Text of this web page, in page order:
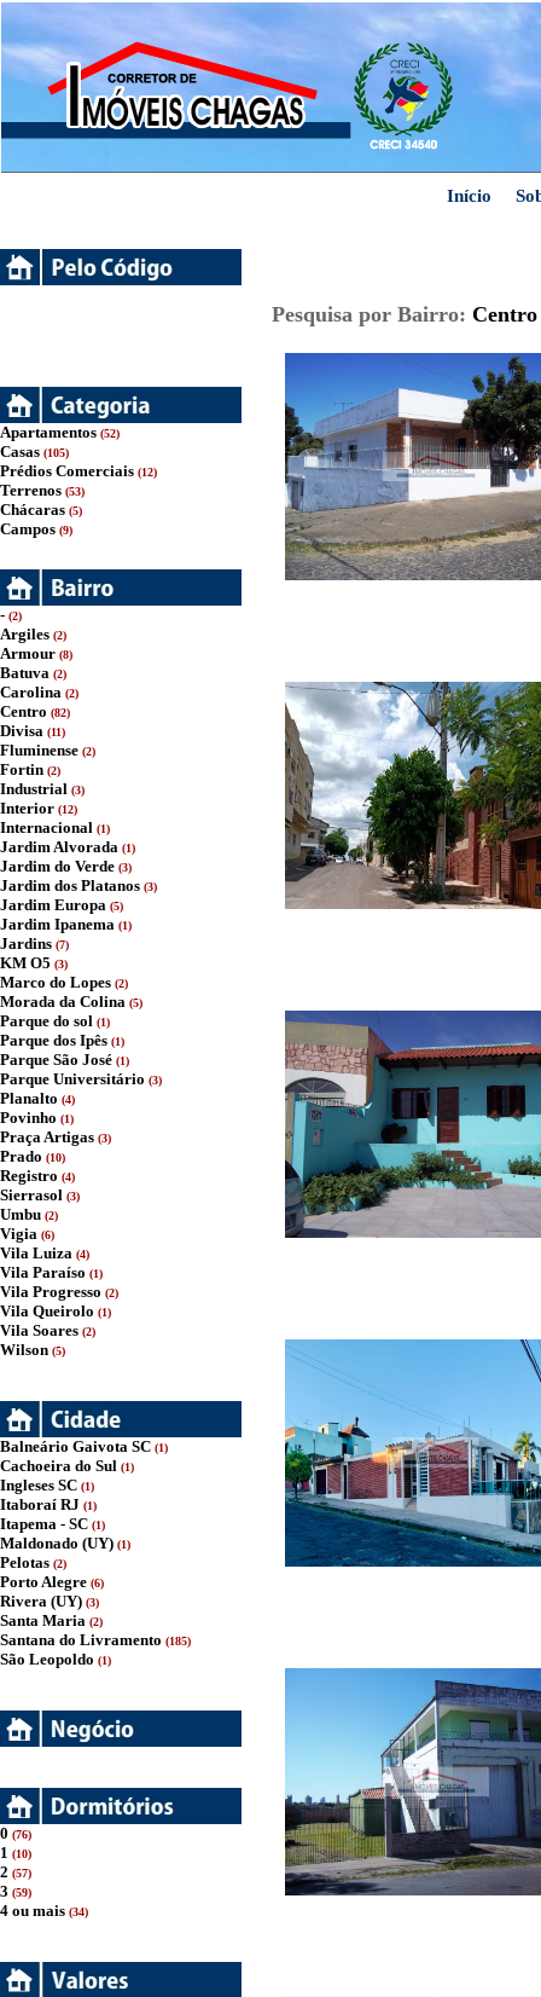
Início
Apartamentos (52)
Casas (105)
Prédios Comerciais (12)
Terrenos (53)
Chácaras (5)
Campos (9)
- (2)
Argiles (2)
Armour (8)
Batuva (2)
Carolina (2)
Centro (82)
Divisa (11)
Fluminense (2)
Fortin (2)
Industrial (3)
Interior (12)
Internacional (1)
Jardim Alvorada (1)
Jardim do Verde (3)
Jardim dos Platanos (3)
Jardim Europa (5)
Jardim Ipanema (1)
Jardins (7)
KM O5 (3)
Marco do Lopes (2)
Morada da Colina (5)
Parque do sol (1)
Parque dos Ipês (1)
Parque São José (1)
Parque Universitário (3)
Planalto (4)
Povinho (1)
Praça Artigas (3)
Prado (10)
Registro (4)
Sierrasol (3)
Umbu (2)
Vigia (6)
Vila Luiza (4)
Vila Paraíso (1)
Vila Progresso (2)
Vila Queirolo (1)
Vila Soares (2)
Wilson (5)
Balneário Gaivota SC (1)
Cachoeira do Sul (1)
Ingleses SC (1)
Itaboraí RJ (1)
Itapema - SC (1)
Maldonado (UY) (1)
Pelotas (2)
Porto Alegre (6)
Rivera (UY) (3)
Santa Maria (2)
Santana do Livramento (185)
São Leopoldo (1)
0 (76)
1 (10)
2 (57)
3 (59)
4 ou mais (34)
Pesquisa por Bairro: Centro